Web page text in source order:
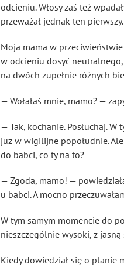
odcieniu. Włosy zaś też
przeważał jednak ten pierwszy.
Moja mama w
w odcieniu dosyć
na dwóch zupełnie różnych
— Wołałaś mnie, mamo? —
— Tak, kochanie. Posłuchaj.
już w wigilijne popołudnie.
do babci, co ty na to?
— Zgoda, mamo! —
u babci. A mocno
W tym samym momencie do
nieszczególnie wysoki, z
Kiedy dowiedział się o planie